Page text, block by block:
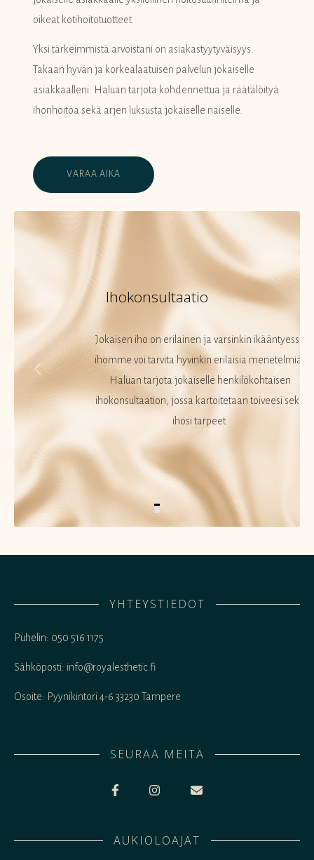
oikeat kotihoitotuotteet.
Yksi tärkeimmistä arvoistani on asiakastyytyväisyys.
Takaan hyvän ja korkealaatuisen palvelun jokaiselle
asiakkaalleni. Haluan tarjota kohdennettua ja räätälöityä
ihonhoitoa sekä arjen luksusta jokaiselle naiselle.
VARAA AIKA
Ihokonsultaatio
Jokaisen iho on erilainen ja varsinkin ikääntyessä
ihomme voi tarvita hyvinkin erilaisia menetelmiä.
Haluan tarjota jokaiselle henkilökohtaisen
ihokonsultaation, jossa kartoitetaan toiveesi sekä
ihosi tarpeet.
YHTEYSTIEDOT
Puhelin: 050 516 1175
Sähköposti: info@royalesthetic.fi
Osoite: Pyynikintori 4-6 33230 Tampere
SEURAA MEITÄ
AUKIOLOAJAT